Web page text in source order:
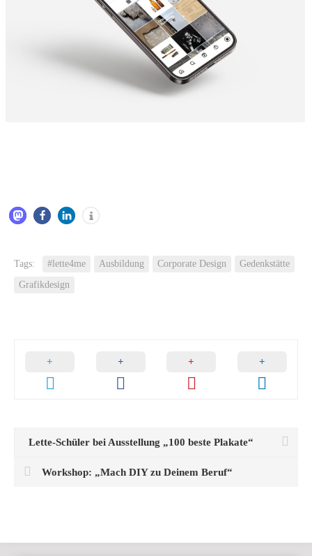
Tags: #lette4me Ausbildung Corporate Design
Gedenkstätte
Grafikdesign
Lette-Schüler bei Ausstellung „100 beste Plakate“
Workshop: „Mach DIY zu Deinem Beruf“